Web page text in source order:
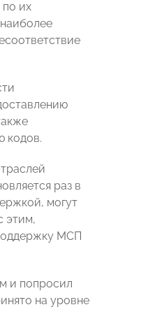
их
кодов.
раз в
могут
этим,
МСП
и попросил
на уровне